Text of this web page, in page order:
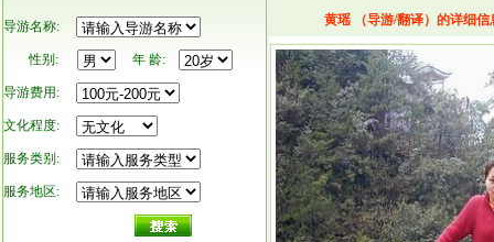
导游名称:
性别: 年 龄:
导游费用:
文化程度:
服务类别:
服务地区:
黄瑶 （导游/翻译）的详细信